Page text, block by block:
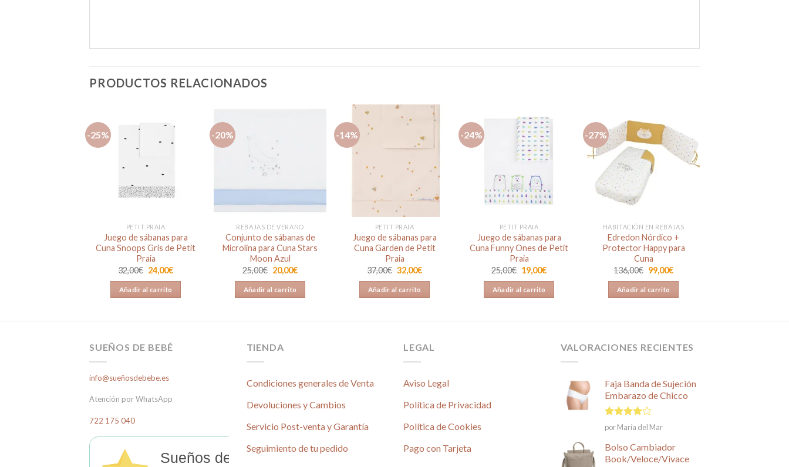
PRODUCTOS RELACIONADOS
-25%
PETIT PRAIA
Juego de sábanas para
Cuna Snoops Gris de Petit
Praia
32,00€ El
precio
original
era:
24,00€El
Añadir al carrito
-20%
REBAJAS DE VERANO
Conjunto de sábanas de
Microlina para Cuna Stars
Moon Azul
25,00€ El
precio
original
era:
20,00€El
Añadir al carrito
-14%
a la
lista de
PETIT PRAIA
Juego de sábanas para
Cuna Garden de Petit
Praia
37,00€ El
precio
original
era:
32,00€El
Añadir al carrito
-24%
Añadir
PETIT PRAIA
Juego de sábanas para
Cuna Funny Ones de Petit
Praia
25,00€ El
precio
original
era:
19,00€El
Añadir al carrito
-27%
Añadir
HABITACIÓN EN REBAJAS
Edredon Nórdico +
Protector Happy para
Cuna
136,00€ El
precio
original
era:
99,00€El
Añadir al carrito
SUEÑOS DE BEBÉ
info@sueñosdebebe.es
Atención por WhatsApp
722 175 040
Sueños de Bebé
TIENDA
Condiciones generales de Venta
Devoluciones y Cambios
Servicio Post-venta y Garantía
Seguimiento de tu pedido
LEGAL
Aviso Legal
Política de Privacidad
Política de Cookies
Pago con Tarjeta
VALORACIONES RECIENTES
Faja Banda de Sujeción
Embarazo de Chicco
Valorado
en
5
por María del Mar
Bolso Cambiador
Book/Veloce/Vivace